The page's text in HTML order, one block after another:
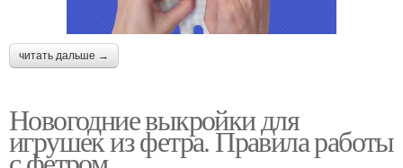
читать дальше →
Новогодние выкройки для
игрушек из фетра. Правила работы